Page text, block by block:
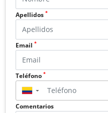
Apellidos *
Email *
Teléfono *
▼
Comentarios